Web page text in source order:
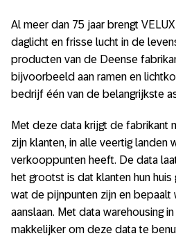
Al meer dan 75 jaar brengt
daglicht en frisse lucht in de
producten van de Deense
bijvoorbeeld aan ramen en
bedrijf één van de belangrijkste
Met deze data krijgt de fabrikant
zijn klanten, in alle veertig landen
verkooppunten heeft. De data
het grootst is dat klanten hun
wat de pijnpunten zijn en
aanslaan. Met data warehousing
makkelijker om deze data te